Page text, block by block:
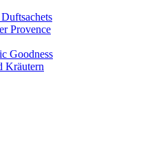
Provence
Goodness
Kräutern